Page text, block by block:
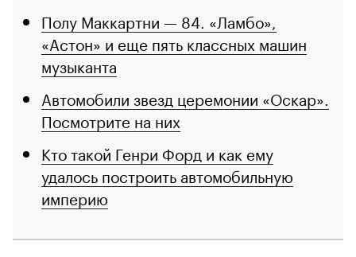
Полу Маккартни — 84. «Ламбо»,
«Астон» и еще пять классных машин
музыканта
Автомобили звезд церемонии «Оскар».
Посмотрите на них
Кто такой Генри Форд и как ему
удалось построить автомобильную
империю